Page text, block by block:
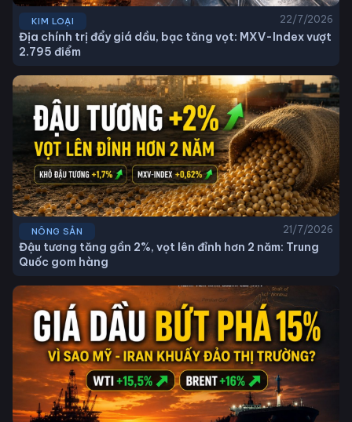
KIM LOẠI 22/7/2026
Địa chính trị đẩy giá dầu, bạc tăng vọt: MXV-Index vượt
2.795 điểm
NÔNG SẢN 21/7/2026
Đậu tương tăng gần 2%, vọt lên đỉnh hơn 2 năm: Trung
Quốc gom hàng